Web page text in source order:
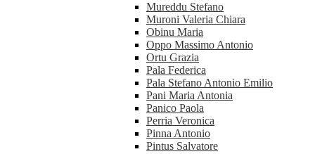
Mureddu Stefano
Muroni Valeria Chiara
Obinu Maria
Oppo Massimo Antonio
Ortu Grazia
Pala Federica
Pala Stefano Antonio Emilio
Pani Maria Antonia
Panico Paola
Perria Veronica
Pinna Antonio
Pintus Salvatore